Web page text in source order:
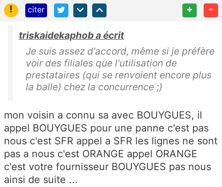
!
citer + -
triskaidekaphob a écrit
Je suis assez d'accord, même si je préfère
voir des filiales que l'utilisation de
prestataires (qui se renvoient encore plus
la balle) chez la concurrence ;)
mon voisin a connu sa avec BOUYGUES, il
appel BOUYGUES pour une panne c'est pas
nous c'est SFR appel a SFR les lignes ne sont
pas a nous c'est ORANGE appel ORANGE
c'est votre fournisseur BOUYGUES pas nous
ainsi de suite ...